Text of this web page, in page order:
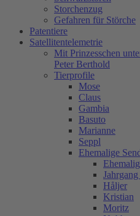
Storchenzug
Gefahren für Störche
Patentiere
Satellitentelemetrie
Mit Prinzesschen
Peter Berthold
Tierprofile
Mose
Claus
Gambia
Basuto
Marianne
Seppl
Ehemalige
Håljer
Kristian
Moritz